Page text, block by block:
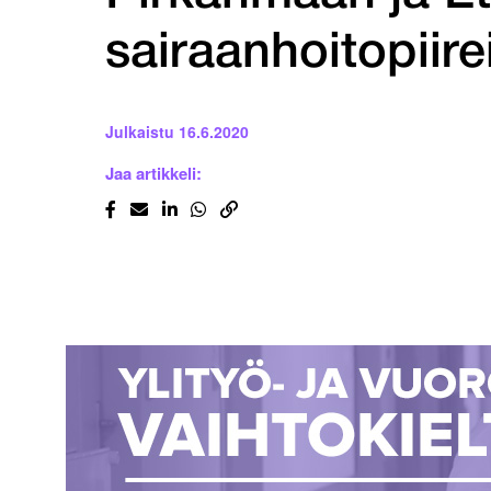
Julkaistu 16.6.2020
Jaa artikkeli: